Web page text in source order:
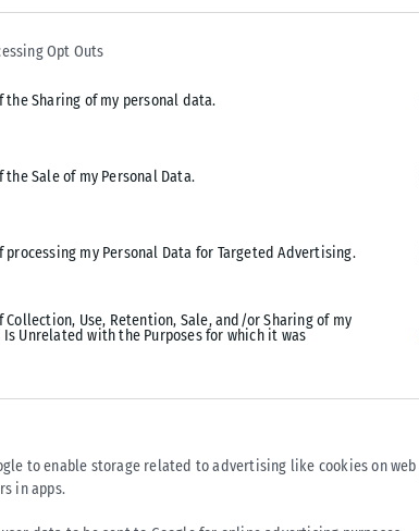
Opt Outs
Sharing of my personal data.
Sale of my Personal Data.
my Personal Data for Targeted Advertising.
Use, Retention, Sale, and/or Sharing of my
Unrelated with the Purposes for which it was
to enable storage related to advertising like cookies on web
in apps.
ομάδας),
”ΤΟ ΣΕΡΓΙΑΝΙ”